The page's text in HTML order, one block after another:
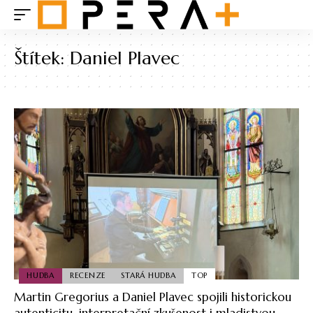
Štítek:Daniel Plavec
HUDBA RECENZE STARÁ HUDBA TOP
Martin Gregorius a Daniel Plavec spojili historickou